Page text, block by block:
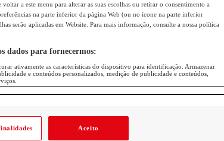
a este menu para alterar as suas escolhas ou retirar o consentimento a
na parte inferior da página Web (ou no ícone na parte inferior
serão aplicadas em Website. Para mais informação, consulte a nossa política
dados para fornecermos:
ativamente as características do dispositivo para identificação. Armazenar
e conteúdos personalizados, medição de publicidade e conteúdos,
Aceito